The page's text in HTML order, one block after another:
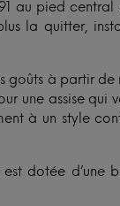
au pied central
la quitter,
goûts à partir de
une assise qui
à un style
dotée d’une